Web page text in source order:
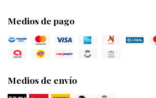
Medios de pago
Medios de envío